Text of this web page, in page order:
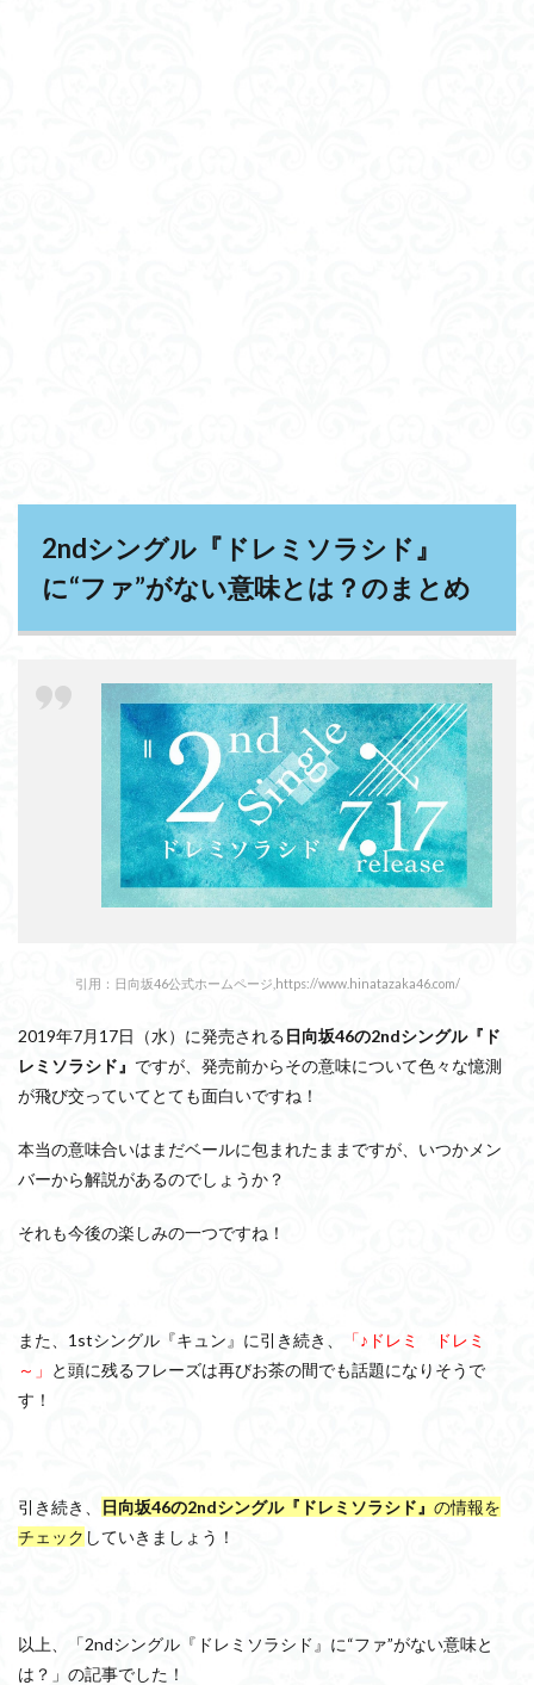
2ndシングル『ドレミソラシド』
に“ファ”がない意味とは？のまとめ
引用：日向坂46公式ホームページ,https://www.hinatazaka46.com/
2019年7月17日（水）に発売される日向坂46の2ndシングル『ド
レミソラシド』 ですが、発売前からその意味について色々な憶測
が飛び交っていてとても面白いですね！
本当の意味合いはまだベールに包まれたままですが、いつかメン
バーから解説があるのでしょうか？
それも今後の楽しみの一つですね！
また、1stシングル『キュン』に引き続き、
「♪ドレミ ドレミ
～」 と頭に残るフレーズは再びお茶の間でも話題になりそうで
す！
引き続き、 日向坂46の2ndシングル『ドレミソラシド』 の情報を
チェック していきましょう！
以上、「2ndシングル『ドレミソラシド』に“ファ”がない意味と
は？」の記事でした！